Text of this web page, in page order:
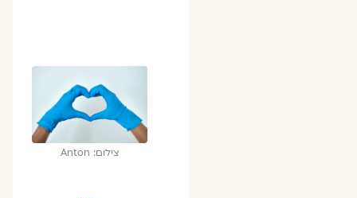
צילום: Anton